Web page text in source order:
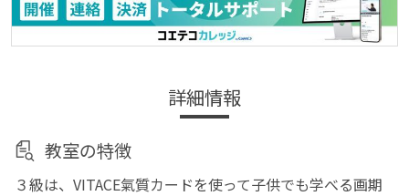
詳細情報
教室の特徴
３級は、VITACE氣質カードを使って子供でも学べる画期